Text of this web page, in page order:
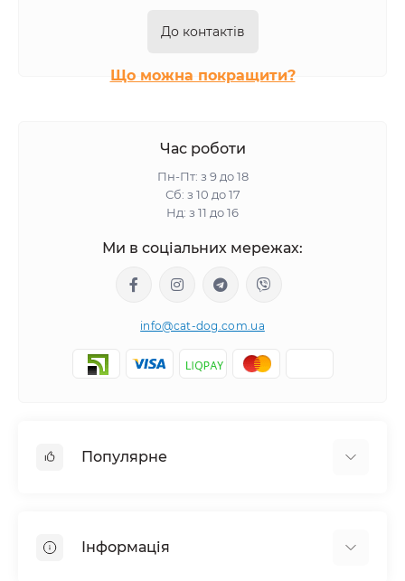
До контактів
Що можна покращити?
Час роботи
Пн-Пт: з 9 до 18
Сб: з 10 до 17
Нд: з 11 до 16
Ми в соціальних мережах:
info@cat-dog.com.ua
Популярне
Вологий корм для котів
Інформація